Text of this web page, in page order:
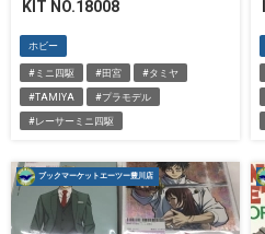
KIT NO.18008
ホビー
#ミニ四駆 #田宮 #タミヤ
#TAMIYA #プラモデル
#レーサーミニ四駆
ブックマーケットエーツー豊川店